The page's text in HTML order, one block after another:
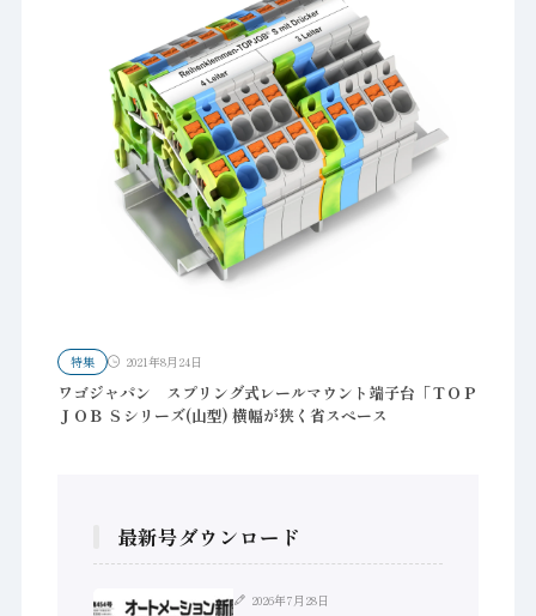
特集 2021年8月24日
ワゴジャパン スプリング式レールマウント端子台「ＴＯＰ
ＪＯＢ Ｓシリーズ(山型) 横幅が狭く省スペース
最新号ダウンロード
2026年7月28日